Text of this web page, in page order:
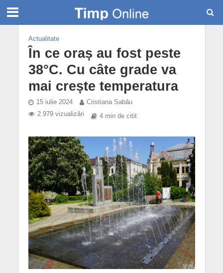
Actualitate
În ce oraș au fost peste
38°C. Cu câte grade va
mai crește temperatura
15 iulie 2024
Cristiana Sabău
2.979 vizualizări
4 min de citit